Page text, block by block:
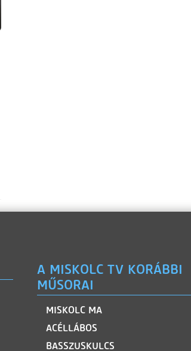
A MISKOLC TV KORÁBBI
MŰSORAI
MISKOLC MA
ACÉLLÁBOS
BASSZUSKULCS